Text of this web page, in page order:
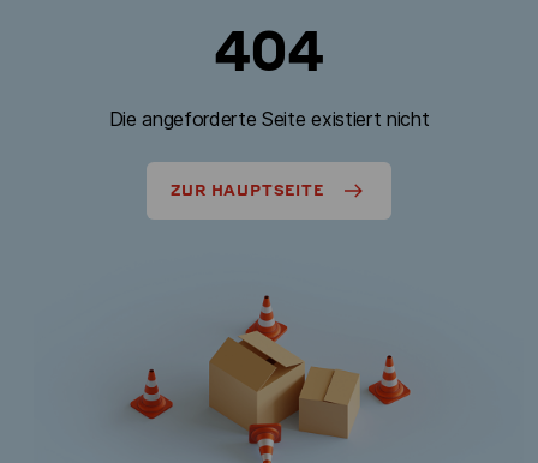
404
Die angeforderte Seite existiert nicht
ZUR HAUPTSEITE